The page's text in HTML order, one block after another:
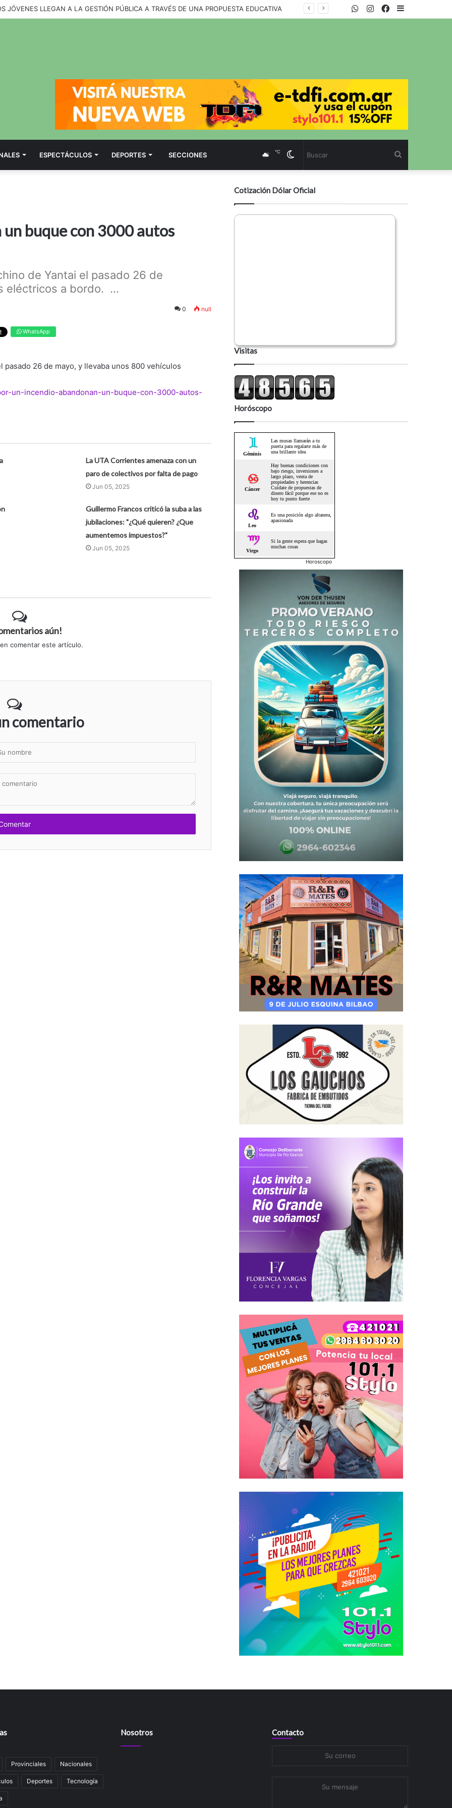
JÓVENES LLEGAN A LA GESTIÓN PÚBLICA A TRAVÉS DE UNA PROPUESTA EDUCATIVA Facebook
Twitter
Instagram
WhatsApp
ESPECTÁCULOS DEPORTES SECCIONES Cambiar
modo
℃
buque con 3000 autos
de Yantai el pasado 26 de
eléctricos a bordo. ...
0 null
WhatsApp
26 de mayo, y llevaba unos 800 vehículos
un-incendio-abandonan-un-buque-con-3000-autos-
La UTA Corrientes amenaza con un
paro de colectivos por falta de pago
Jun 05, 2025
Guillermo Francos criticó la suba a las
jubilaciones: "¿Qué quieren? ¿Que
aumentemos impuestos?"
Jun 05, 2025
aún!
comentar este artículo.
comentario
Cotización Dólar Oficial
Visitas
Horóscopo
Horoscopo
Provinciales Nacionales
Deportes Tecnología
Nosotros Contacto